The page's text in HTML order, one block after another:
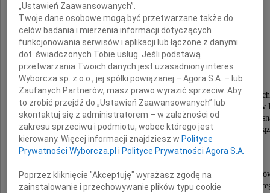
prof. zw. dr hab.
Jerzy Fogel
wieloletni Kierownik Zakładu Prahistorii
Instytutu Prahistorii Uniwersytetu im. A. Mickiewicza w
redaktor czasopisma naukowego "Folia Praehistorica
wybitny uczony w zakresie archeologii epoki
i wczesnej epoki żelaza
oraz historii archeologii polskiej.
Wychowawca wielu pokoleń polskich
zasłużony w zakresie działalności na rzecz kultury i
„Ustawień Zaawansowanych”.
Twoje dane osobowe mogą być przetwarzane także do
celów badania i mierzenia informacji dotyczących
funkcjonowania serwisów i aplikacji lub łączone z danymi
dot. świadczonych Tobie usług. Jeśli podstawą
przetwarzania Twoich danych jest uzasadniony interes
Wyborcza sp. z o.o., jej spółki powiązanej – Agora S.A. – lub
Zaufanych Partnerów, masz prawo wyrazić sprzeciw. Aby
to zrobić przejdź do „Ustawień Zaawansowanych” lub
skontaktuj się z administratorem – w zależności od
zakresu sprzeciwu i podmiotu, wobec którego jest
kierowany. Więcej informacji znajdziesz w Polityce
Prywatności Wyborcza.pl i Polityce Prywatności Agora S.A.
Poprzez kliknięcie "Akceptuję" wyrażasz zgodę na
zainstalowanie i przechowywanie plików typu cookie